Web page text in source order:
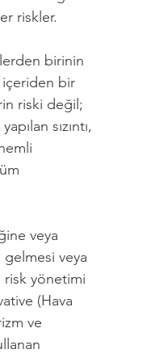
riskler.
birinin
içeriden bir
riski değil;
sızıntı,
veya
veya
risk yönetimi
(Hava
ve